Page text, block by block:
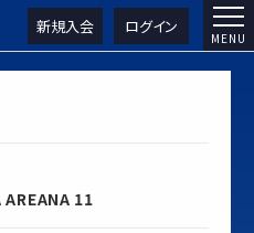
新規入会 ログイン
AREANA 11